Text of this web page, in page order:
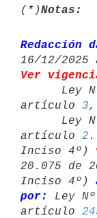
(*)Notas:
Redacción
16/12/
Ver
artículo 3,
artículo 2 .
Inciso 4º)
20.075 de
Inciso 4º)
por:
Ley
artículo